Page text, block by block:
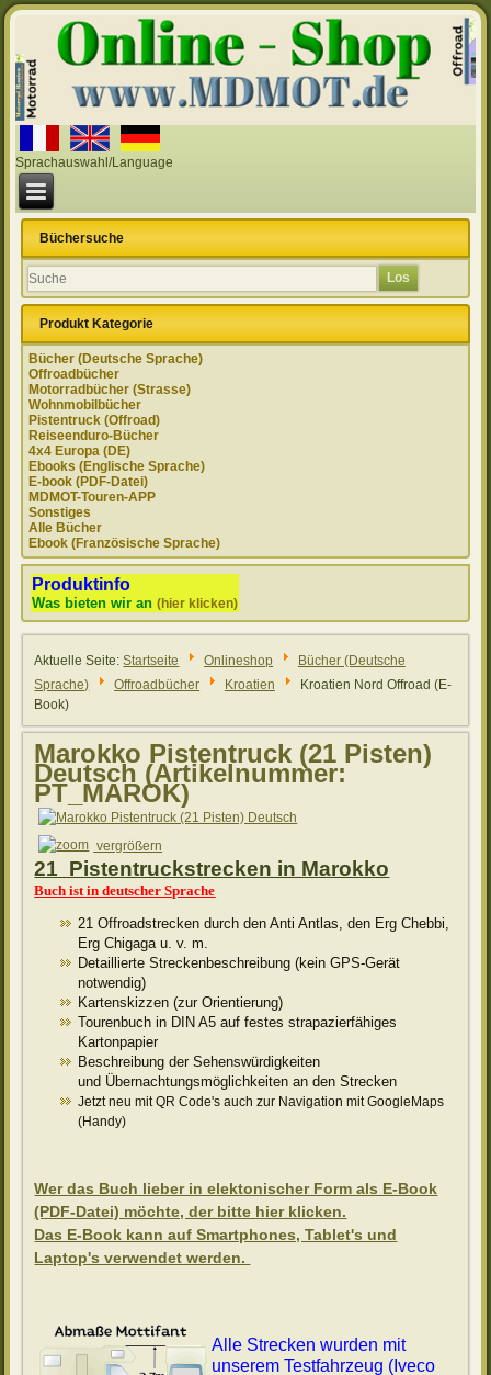
Sprachauswahl/Language
Büchersuche
Produkt Kategorie
Bücher (Deutsche Sprache)
Offroadbücher
Motorradbücher (Strasse)
Wohnmobilbücher
Pistentruck (Offroad)
Reiseenduro-Bücher
4x4 Europa (DE)
Ebooks (Englische Sprache)
E-book (PDF-Datei)
MDMOT-Touren-APP
Sonstiges
Alle Bücher
Ebook (Französische Sprache)
Produktinfo
Was bieten wir an(hier klicken)
Aktuelle Seite:Startseite Onlineshop
Bücher (Deutsche
Sprache)
Offroadbücher Kroatien
Kroatien Nord Offroad (E-
Book)
Marokko Pistentruck (21 Pisten)
Deutsch (Artikelnummer:
PT_MAROK)
vergrößern
21 Pistentruckstrecken in Marokko
Buch ist in deutscher Sprache
21 Offroadstrecken durch den Anti Antlas, den Erg Chebbi,
Erg Chigaga u. v. m.
Detaillierte Streckenbeschreibung (kein GPS-Gerät
notwendig)
Kartenskizzen (zur Orientierung)
Tourenbuch in DIN A5 auf festes strapazierfähiges
Kartonpapier
Beschreibung der Sehenswürdigkeiten
und Übernachtungsmöglichkeiten an den Strecken
Jetzt neu mit QR Code's auch zur Navigation mit GoogleMaps
(Handy)
Wer das Buch lieber in elektonischer Form als E-Book
(PDF-Datei) möchte, der bitte hier klicken.
Das E-Book kann auf Smartphones, Tablet's und
Laptop's verwendet werden.
Alle Strecken wurden mit
unserem Testfahrzeug (Iveco